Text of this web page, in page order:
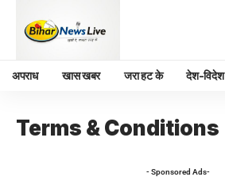
अपराध खास खबर जरा हट के देश-विदेश
Terms & Conditions
- Sponsored Ads-